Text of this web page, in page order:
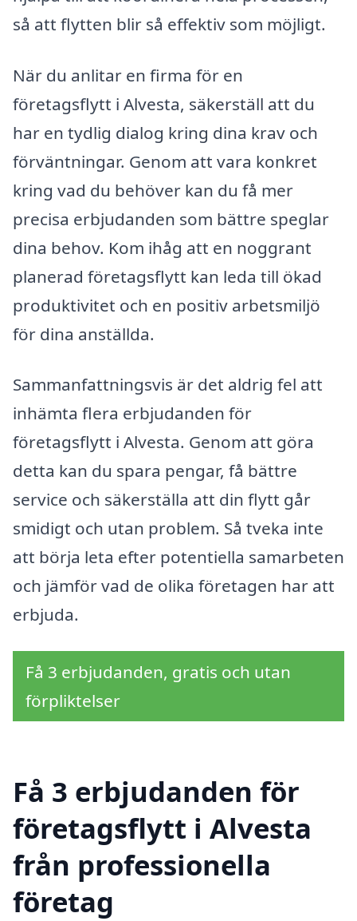
så att flytten blir så effektiv som möjligt.
När du anlitar en firma för en
företagsflytt i Alvesta, säkerställ att du
har en tydlig dialog kring dina krav och
förväntningar. Genom att vara konkret
kring vad du behöver kan du få mer
precisa erbjudanden som bättre speglar
dina behov. Kom ihåg att en noggrant
planerad företagsflytt kan leda till ökad
produktivitet och en positiv arbetsmiljö
för dina anställda.
Sammanfattningsvis är det aldrig fel att
inhämta flera erbjudanden för
företagsflytt i Alvesta. Genom att göra
detta kan du spara pengar, få bättre
service och säkerställa att din flytt går
smidigt och utan problem. Så tveka inte
att börja leta efter potentiella samarbeten
och jämför vad de olika företagen har att
erbjuda.
Få 3 erbjudanden, gratis och utan
förpliktelser
Få 3 erbjudanden för
företagsflytt i Alvesta
från professionella
företag